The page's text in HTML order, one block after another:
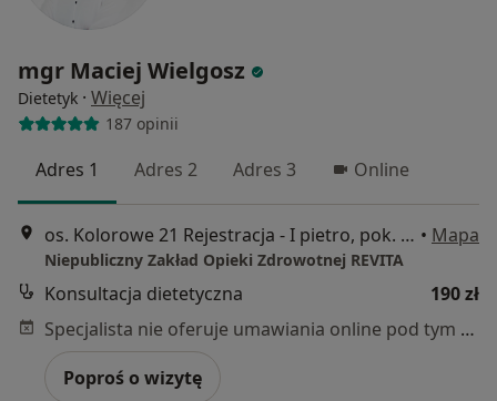
mgr Maciej Wielgosz
Dietetyk · Więcej
187 opinii
Adres 1 Adres 2 Adres 3 Online
os. Kolorowe 21 Rejestracja - I pietro, pok. 238, Kraków • Mapa
Niepubliczny Zakład Opieki Zdrowotnej REVITA
Konsultacja dietetyczna
190 zł
Specjalista nie oferuje umawiania online pod tym adresem.
Poproś o wizytę